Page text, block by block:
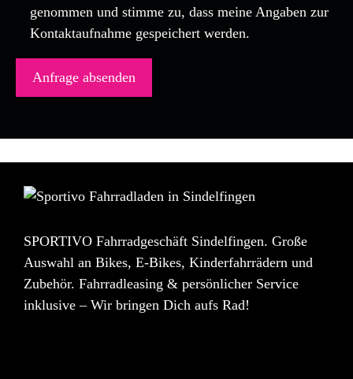
genommen und stimme zu, dass meine Angaben zur
Kontaktaufnahme gespeichert werden.
SPORTIVO Fahrradgeschäft Sindelfingen. Große
Auswahl an Bikes, E-Bikes, Kinderfahrrädern und
Zubehör. Fahrradleasing & persönlicher Service
inklusive – Wir bringen Dich aufs Rad!